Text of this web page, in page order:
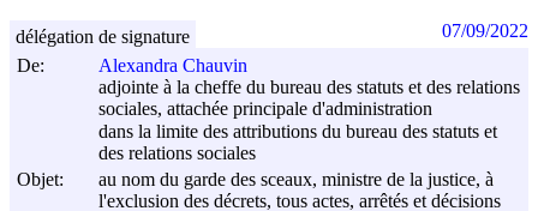
De:
Alexandra Chauvin
adjointe à la cheffe du bureau des statuts et des relations
sociales, attachée principale d'administration
dans la limite des attributions du bureau des statuts et
des relations sociales
Objet:
au nom du garde des sceaux, ministre de la justice, à
l'exclusion des décrets, tous actes, arrêtés et décisions
délégation de signature 07/09/2022